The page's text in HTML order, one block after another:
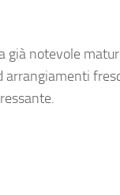
già notevole
arrangiamenti